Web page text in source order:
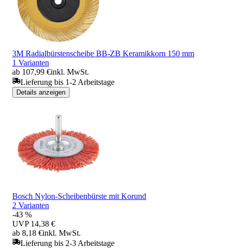
3M Radialbürstenscheibe BB-ZB Keramikkorn 150 mm
1 Varianten
ab 107,99 €inkl. MwSt.
Lieferung bis 1-2 Arbeitstage
Details anzeigen
Bosch Nylon-Scheibenbürste mit Korund
2 Varianten
-43 %
UVP 14,38 €
ab 8,18 €inkl. MwSt.
Lieferung bis 2-3 Arbeitstage